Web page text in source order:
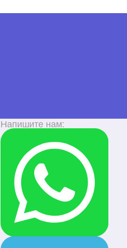
Напишите нам: